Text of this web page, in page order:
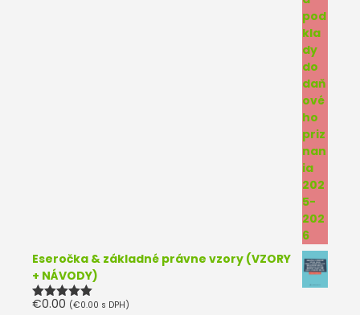
Eseročka & základné právne vzory (VZORY
+ NÁVODY)
Hodnotenie
€0.00 (€0.00 s DPH)